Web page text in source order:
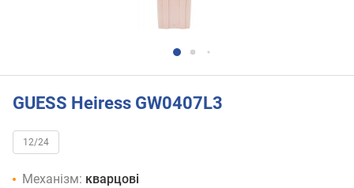
GUESS Heiress GW0407L3
12/24
Механізм: кварцові